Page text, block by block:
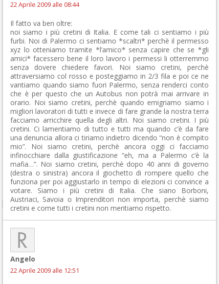
22 Aprile 2009 alle 08:44
Il fatto va ben oltre:
noi siamo i più cretini di Italia. E come tali ci sentiamo i più
furbi. Noi di Palermo ci sentiamo *scaltri* perchè il permesso
xyz lo otteniamo tramite *l’amico* senza capire che se *gli
amici* facessero bene il loro lavoro i permessi li otterremmo
senza dovere chiedere favori. Noi siamo cretini, perchè
attraversiamo col rosso e posteggiamo in 2/3 fila e poi ce ne
vantiamo quando siamo fuori Palermo, senza renderci conto
che è per questo che un Autobus non potrà mai arrivare in
orario. Noi siamo cretini, perchè quando emigriamo siamo i
migliori lavoratori di tutti e invece di fare grande la nostra terra
facciamo arricchire quella degli altri. Noi siamo cretini. I più
cretini. Ci lamentiamo di tutto e tutti ma quando c’è da fare
una denuncia allora ci tiriamo indietro dicendo “non è compito
mio”. Noi siamo cretini, perchè ancora oggi ci facciamo
infinocchiare dalla giustificazione “eh, ma a Palermo c’è la
mafia…”. Noi siamo cretini, perchè dopo 40 anni di governo
(destra o sinistra) ancora il giochetto di rompere quello che
funziona per poi aggiustarlo in tempo di elezioni ci convince a
votare. Siamo i più cretini di Italia. Che siano Borboni,
Austriaci, Savoia o Imprenditori non importa, perchè siamo
cretini e come tutti i cretini non meritiamo rispetto.
Angelo
22 Aprile 2009 alle 12:51